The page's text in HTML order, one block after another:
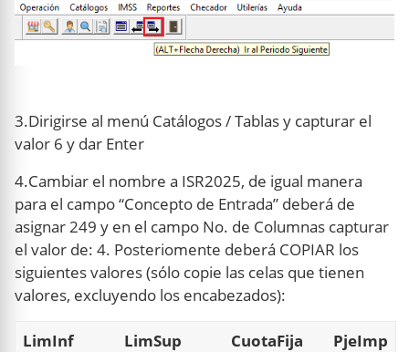
3.Dirigirse al menú Catálogos / Tablas y capturar el
valor 6 y dar Enter
4.Cambiar el nombre a ISR2025, de igual manera
para el campo “Concepto de Entrada” deberá de
asignar 249 y en el campo No. de Columnas capturar
el valor de: 4. Posteriomente deberá COPIAR los
siguientes valores (sólo copie las celas que tienen
valores, excluyendo los encabezados):
LimInf LimSup CuotaFija
PjeImp